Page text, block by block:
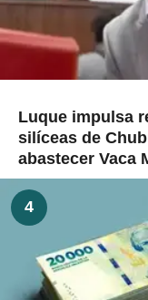
Luque impulsa
silíceas de
abastecer Vaca
4